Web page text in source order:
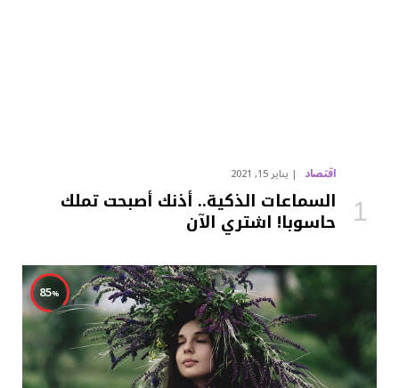
اقتصاد يناير 15, 2021
السماعات الذكية.. أذنك أصبحت تملك
حاسوبا! اشتري الآن
85